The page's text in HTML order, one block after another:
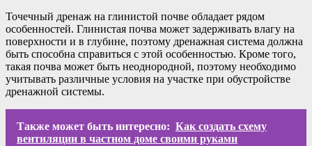
Точечный дренаж на глинистой почве обладает рядом
особенностей. Глинистая почва может задерживать влагу на
поверхности и в глубине, поэтому дренажная система должна
быть способна справиться с этой особенностью. Кроме того,
такая почва может быть неоднородной, поэтому необходимо
учитывать различные условия на участке при обустройстве
дренажной системы.
Также может быть интересно: Как создать схему
вентиляции в частном доме своими руками